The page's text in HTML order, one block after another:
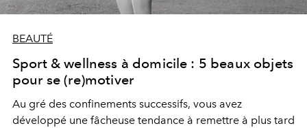
BEAUTÉ
Sport & wellness à domicile : 5 beaux objets
pour se (re)motiver
Au gré des confinements successifs, vous avez
développé une fâcheuse tendance à remettre à plus tard